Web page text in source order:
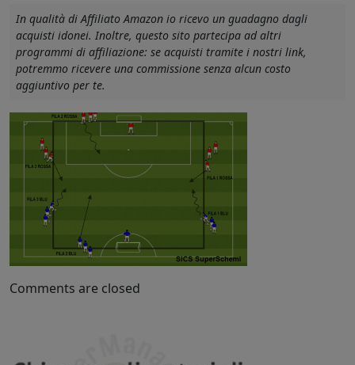
diventa-
3c3
In qualità di Affiliato Amazon io ricevo un guadagno dagli
acquisti idonei. Inoltre, questo sito partecipa ad altri
programmi di affiliazione: se acquisti tramite i nostri link,
potremmo ricevere una commissione senza alcun costo
aggiuntivo per te.
Comments are closed